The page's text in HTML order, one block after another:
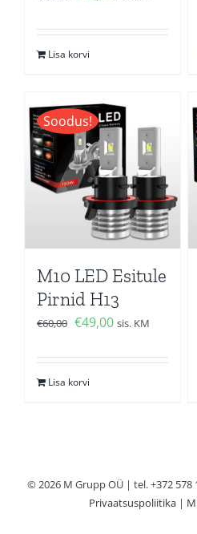
oli:
€60,00.
is:
Lisa korvi
Soodus!
M10 LED Esitule
Pirnid H13
€60,00 Algne
oli:
€60,00.
€49,00Current
is:
sis. KM
Lisa korvi
© 2026 M Grupp OÜ | tel. +372
Privaatsuspoliitika|